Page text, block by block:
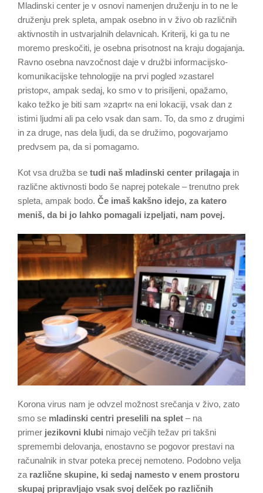
Mladinski center je v osnovi namenjen druženju in to ne le
druženju prek spleta, ampak osebno in v živo ob različnih
aktivnostih in ustvarjalnih delavnicah. Kriterij, ki ga tu ne
moremo preskočiti, je osebna prisotnost na kraju dogajanja.
Ravno osebna navzočnost daje v družbi informacijsko-
komunikacijske tehnologije na prvi pogled »zastarel
pristop«, ampak sedaj, ko smo v to prisiljeni, opažamo,
kako težko je biti sam »zaprt« na eni lokaciji, vsak dan z
istimi ljudmi ali pa celo vsak dan sam. To, da smo z drugimi
in za druge, nas dela ljudi, da se družimo, pogovarjamo
predvsem pa, da si pomagamo.
Kot vsa družba se tudi naš mladinski center prilagaja in
različne aktivnosti bodo še naprej potekale – trenutno prek
spleta, ampak bodo. Če imaš kakšno idejo, za katero
meniš, da bi jo lahko pomagali izpeljati, nam povej.
Korona virus nam je odvzel možnost srečanja v živo, zato
smo se mladinski centri preselili na splet – na
primer jezikovni klubi nimajo večjih težav pri takšni
spremembi delovanja, enostavno se pogovor prestavi na
računalnik in stvar poteka precej nemoteno. Podobno velja
za različne skupine, ki sedaj namesto v enem prostoru
skupaj pripravljajo vsak svoj delček po različnih